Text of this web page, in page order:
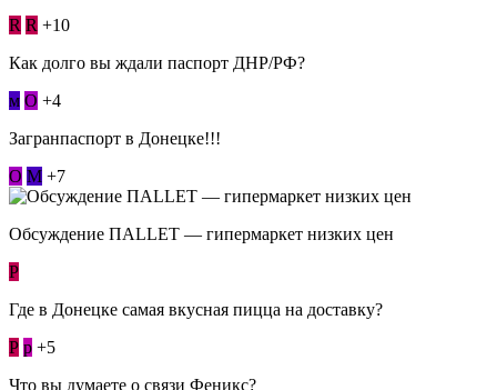
R R +10
Как долго вы ждали паспорт ДНР/РФ?
м О +4
Загранпаспорт в Донецке!!!
О М +7
Обсуждение ПАLLЕТ — гипермаркет низких цен
Р
Где в Донецке самая вкусная пицца на доставку?
Р p +5
Что вы думаете о связи Феникс?